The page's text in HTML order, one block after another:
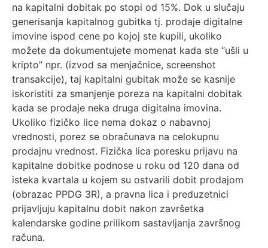
na kapitalni dobitak po stopi od 15%. Dok u slučaju
generisanja kapitalnog gubitka tj. prodaje digitalne
imovine ispod cene po kojoj ste kupili, ukoliko
možete da dokumentujete momenat kada ste “ušli u
kripto” npr. (izvod sa menjačnice, screenshot
transakcije), taj kapitalni gubitak može se kasnije
iskoristiti za smanjenje poreza na kapitalni dobitak
kada se prodaje neka druga digitalna imovina.
Ukoliko fizičko lice nema dokaz o nabavnoj
vrednosti, porez se obračunava na celokupnu
prodajnu vrednost. Fizička lica poresku prijavu na
kapitalne dobitke podnose u roku od 120 dana od
isteka kvartala u kojem su ostvarili dobit prodajom
(obrazac PPDG 3R), a pravna lica i preduzetnici
prijavljuju kapitalnu dobit nakon završetka
kalendarske godine prilikom sastavljanja završnog
računa.